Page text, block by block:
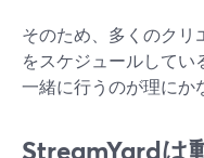
そのため、多くのクリ
をスケジュールしてい
一緒に行うのが理にか
StreamYardは